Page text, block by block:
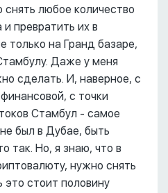
любое количество
превратить их в
только на Гранд базаре,
Даже у меня
сделать. И, наверное, с
с точки
Стамбул - самое
был в Дубае, быть
так. Но, я знаю, что в
нужно снять
это стоит половину